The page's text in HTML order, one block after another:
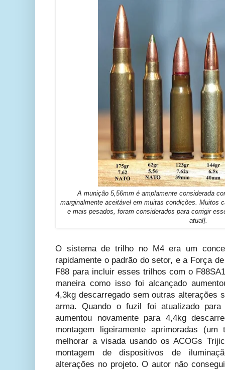
A munição 5,56mm é amplamente considerada
marginalmente aceitável em muitas condições. Muitos
e mais pesados, foram considerados para corrigir
atual].
O sistema de trilho no M4 era um
rapidamente o padrão do setor, e a Força
F88 para incluir esses trilhos com o
maneira como isso foi alcançado
4,3kg descarregado sem outras alterações
arma. Quando o fuzil foi atualizado
aumentou novamente para 4,4kg
montagem ligeiramente aprimoradas
melhorar a visada usando os ACOGs
montagem de dispositivos de
alterações no projeto. O autor não